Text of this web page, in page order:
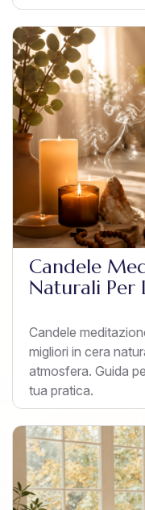
Candele
Naturali Per
Candele
migliori in cera
atmosfera. Guida
tua pratica.